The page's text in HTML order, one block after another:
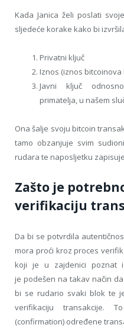
Kada Janica želi poslati
sljedeće korake kako bi
Privatni ključ
Iznos (iznos
Javni ključ
primatelja, u našem
Ona šalje svoju bitcoin
tamo obzanjuje svim
rudara te naposljetku
Zašto je
verifikaciju
Da bi se potvrdila
mora proći kroz proces
koji je u zajdenici poznat
je podešen na takav način
bi se rudario svaki blok te
verifikaciju transakcije.
(confirmation) određene